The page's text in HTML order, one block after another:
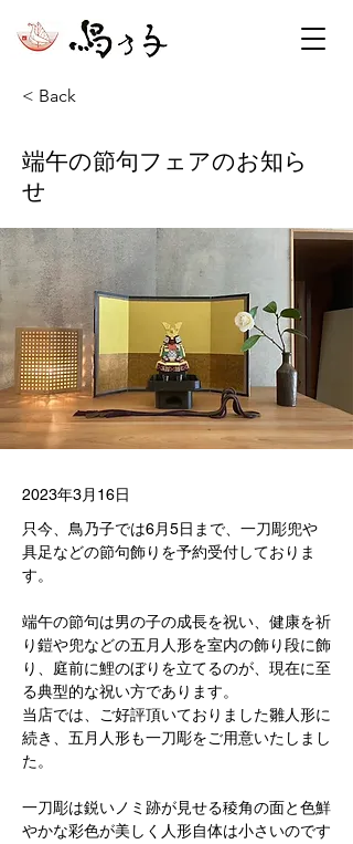
< Back
端午の節句フェアのお知ら
せ
2023年3月16日
只今、鳥乃子では6月5日まで、一刀彫兜や
具足などの節句飾りを予約受付しておりま
す。
端午の節句は男の子の成長を祝い、健康を祈
り鎧や兜などの五月人形を室内の飾り段に飾
り、庭前に鯉のぼりを立てるのが、現在に至
る典型的な祝い方であります。
当店では、ご好評頂いておりました雛人形に
続き、五月人形も一刀彫をご用意いたしまし
た。
一刀彫は鋭いノミ跡が見せる稜角の面と色鮮
やかな彩色が美しく人形自体は小さいのです